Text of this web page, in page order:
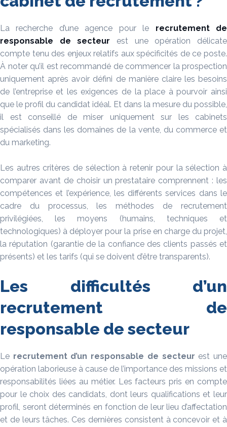
La recherche d’une agence pour le recrutement
de
responsable de secteur est une opération délicate
compte tenu des enjeux relatifs aux spécificités de ce poste.
À noter qu’il est recommandé de commencer la prospection
uniquement après avoir défini de manière claire les besoins
de l’entreprise et les exigences de la place à pourvoir ainsi
que le profil du candidat idéal. Et dans la mesure du possible,
il est conseillé de miser uniquement sur les cabinets
spécialisés dans les domaines de la vente, du commerce et
du marketing.
Les autres critères de sélection à retenir pour la sélection à
comparer avant de choisir un prestataire comprennent : les
compétences et l’expérience, les différents services dans le
cadre du processus, les méthodes de recrutement
privilégiées, les moyens (humains, techniques et
technologiques) à déployer pour la prise en charge du projet,
la réputation (garantie de la confiance des clients passés et
présents) et les tarifs (qui se doivent d’être transparents).
Les difficultés d’un
recrutement de
responsable de secteur
Le recrutement d’un responsable de secteur est une
opération laborieuse à cause de l’importance des missions et
responsabilités liées au métier. Les facteurs pris en compte
pour le choix des candidats, dont leurs qualifications et leur
profil, seront déterminés en fonction de leur lieu d’affectation
et de leurs tâches. Ces dernières consistent à concevoir et à